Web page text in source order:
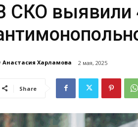
СКО выявили
Анастасия Харламова 2 мая, 2025
Share